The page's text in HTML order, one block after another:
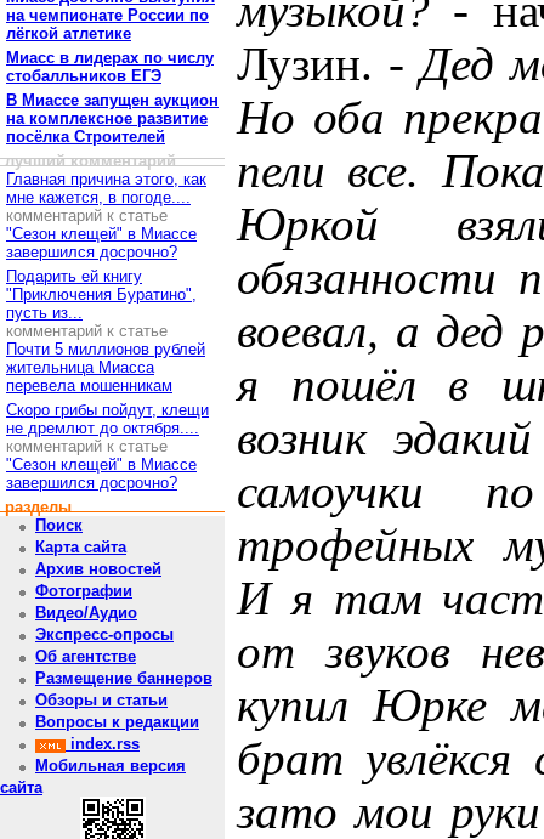
на чемпионате России по
лёгкой атлетике
Миасс в лидерах по числу
стобалльников ЕГЭ
В Миассе запущен аукцион
на комплексное развитие
посёлка Строителей
лучший комментарий
Главная причина этого, как
мне кажется, в погоде....
комментарий к статье
"Сезон клещей" в Миассе
завершился досрочно?
Подарить ей книгу
"Приключения Буратино",
пусть из...
комментарий к статье
Почти 5 миллионов рублей
жительница Миасса
перевела мошенникам
Скоро грибы пойдут, клещи
не дремлют до октября....
комментарий к статье
"Сезон клещей" в Миассе
завершился досрочно?
разделы
Поиск
Карта сайта
Архив новостей
Фотографии
Видео/Аудио
Экспресс-опросы
Об агентстве
Размещение баннеров
Обзоры и статьи
Вопросы к редакции
index.rss
Мобильная версия
сайта
музыкой? -
Лузин. -Дед
Но оба
пели все.
Юркой
обязанности
воевал, а дед
я пошёл в
возник
самоучки
трофейных
И я там
от звуков
купил Юрке
брат увлёкся
зато мои